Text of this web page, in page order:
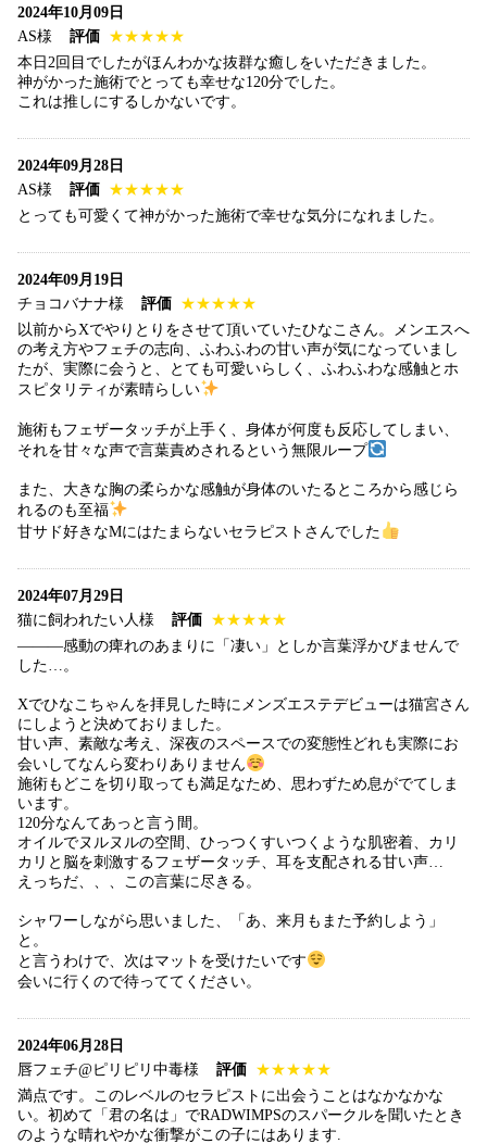
2024年10月09日
AS様
評価 ★★★★★
本日2回目でしたがほんわかな抜群な癒しをいただきました。
神がかった施術でとっても幸せな120分でした。
これは推しにするしかないです。
2024年09月28日
AS様
評価 ★★★★★
とっても可愛くて神がかった施術で幸せな気分になれました。
2024年09月19日
チョコバナナ様
評価 ★★★★★
以前からXでやりとりをさせて頂いていたひなこさん。メンエスへ
の考え方やフェチの志向、ふわふわの甘い声が気になっていまし
たが、実際に会うと、とても可愛いらしく、ふわふわな感触とホ
スピタリティが素晴らしい
施術もフェザータッチが上手く、身体が何度も反応してしまい、
それを甘々な声で言葉責めされるという無限ループ
また、大きな胸の柔らかな感触が身体のいたるところから感じら
れるのも至福
甘サド好きなMにはたまらないセラピストさんでした
2024年07月29日
猫に飼われたい人様
評価 ★★★★★
———感動の痺れのあまりに「凄い」としか言葉浮かびませんで
した…。
Xでひなこちゃんを拝見した時にメンズエステデビューは猫宮さん
にしようと決めておりました。
甘い声、素敵な考え、深夜のスペースでの変態性どれも実際にお
会いしてなんら変わりありません
施術もどこを切り取っても満足なため、思わずため息がでてしま
います。
120分なんてあっと言う間。
オイルでヌルヌルの空間、ひっつくすいつくような肌密着、カリ
カリと脳を刺激するフェザータッチ、耳を支配される甘い声…
えっちだ、、、この言葉に尽きる。
シャワーしながら思いました、「あ、来月もまた予約しよう」
と。
と言うわけで、次はマットを受けたいです
会いに行くので待っててください。
2024年06月28日
唇フェチ@ピリピリ中毒様
評価 ★★★★★
満点です。このレベルのセラピストに出会うことはなかなかな
い。初めて「君の名は」でRADWIMPSのスパークルを聞いたとき
のような晴れやかな衝撃がこの子にはあります.